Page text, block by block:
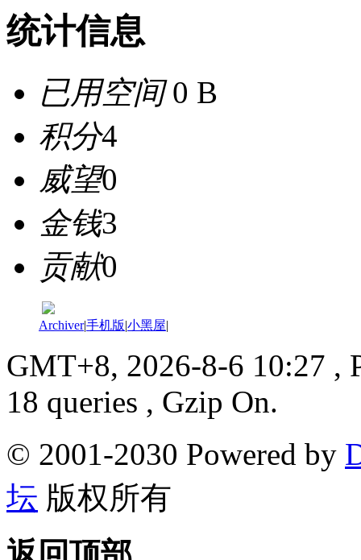
统计信息
已用空间0 B
积分4
威望0
金钱3
贡献0
Archiver|手机版|小黑屋|
GMT+8, 2026-8-6 10:27 ,
18 queries , Gzip On.
© 2001-2030 Powered by
坛 版权所有